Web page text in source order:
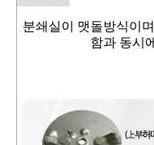
분쇄실이 맷돌방식이
함과 동시